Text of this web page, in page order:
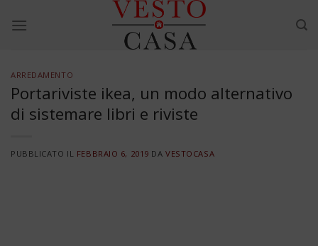
ARREDAMENTO
Portariviste ikea, un modo alternativo
di sistemare libri e riviste
PUBBLICATO IL FEBBRAIO 6, 2019 DAVESTOCASA